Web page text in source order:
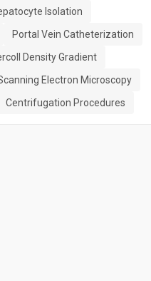
Isolation
Portal Vein Catheterization
Density Gradient
Electron Microscopy
Centrifugation Procedures